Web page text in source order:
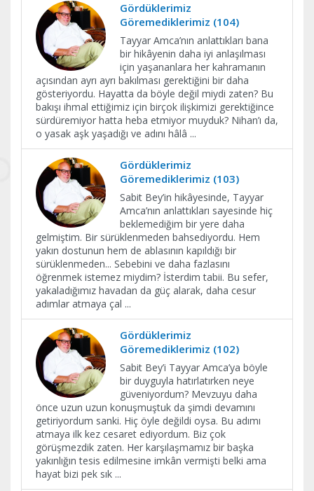
Gördüklerimiz
Göremediklerimiz (104)
Tayyar Amca’nın anlattıkları bana
bir hikâyenin daha iyi anlaşılması
için yaşananlara her kahramanın
açısından ayrı ayrı bakılması gerektiğini bir daha
gösteriyordu. Hayatta da böyle değil miydi zaten? Bu
bakışı ihmal ettiğimiz için birçok ilişkimizi gerektiğince
sürdüremiyor hatta heba etmiyor muyduk? Nihan’ı da,
o yasak aşk yaşadığı ve adını hâlâ ...
Gördüklerimiz
Göremediklerimiz (103)
Sabit Bey’in hikâyesinde, Tayyar
Amca’nın anlattıkları sayesinde hiç
beklemediğim bir yere daha
gelmiştim. Bir sürüklenmeden bahsediyordu. Hem
yakın dostunun hem de ablasının kapıldığı bir
sürüklenmeden... Sebebini ve daha fazlasını
öğrenmek istemez miydim? İsterdim tabii. Bu sefer,
yakaladığımız havadan da güç alarak, daha cesur
adımlar atmaya çal ...
Gördüklerimiz
Göremediklerimiz (102)
Sabit Bey’i Tayyar Amca’ya böyle
bir duyguyla hatırlatırken neye
güveniyordum? Mevzuyu daha
önce uzun uzun konuşmuştuk da şimdi devamını
getiriyordum sanki. Hiç öyle değildi oysa. Bu adımı
atmaya ilk kez cesaret ediyordum. Biz çok
görüşmezdik zaten. Her karşılaşmamız bir başka
yakınlığın tesis edilmesine imkân vermişti belki ama
hayat bizi pek sık ...